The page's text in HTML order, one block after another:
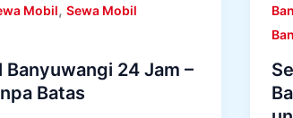
Mobil, Sewa Mobil
Banyuwangi 24 Jam –
Batas